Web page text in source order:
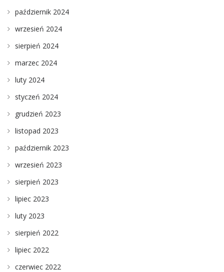
październik 2024
wrzesień 2024
sierpień 2024
marzec 2024
luty 2024
styczeń 2024
grudzień 2023
listopad 2023
październik 2023
wrzesień 2023
sierpień 2023
lipiec 2023
luty 2023
sierpień 2022
lipiec 2022
czerwiec 2022